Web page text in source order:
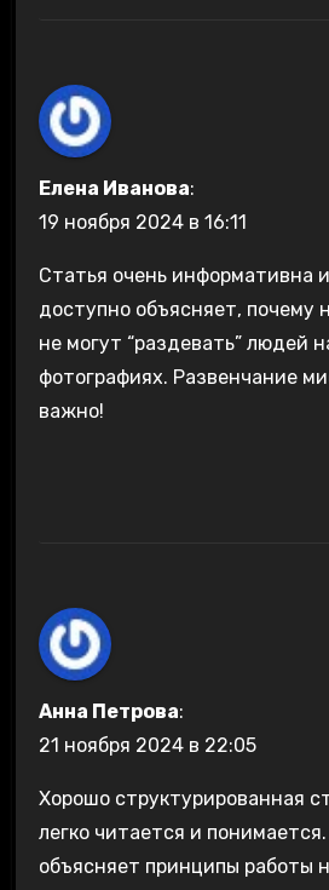
Елена Иванова:
19 ноября 2024 в 16:11
Статья очень информативна и
доступно объясняет, почему
не могут “раздевать” людей
фотографиях. Развенчание
важно!
Анна Петрова:
21 ноября 2024 в 22:05
Хорошо структурированная
легко читается и
объясняет принципы работы